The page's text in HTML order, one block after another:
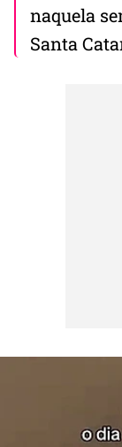
naquela
Santa